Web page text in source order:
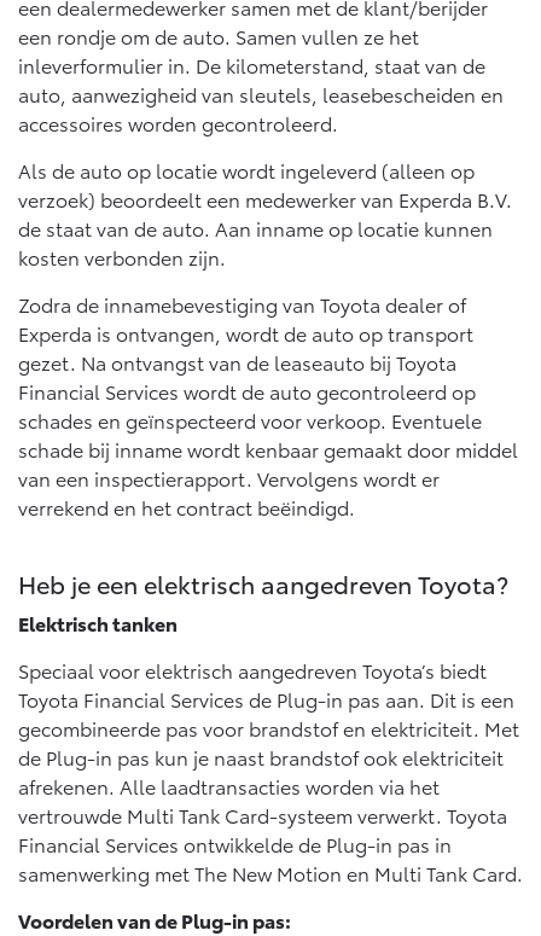
Vanaf € 46.301,- Vanaf € 56.570,-
Land Cruiser (excl. BTW)
een dealermedewerker samen met de klant/berijder
een rondje om de auto. Samen vullen ze het
inleverformulier in. De kilometerstand, staat van de
auto, aanwezigheid van sleutels, leasebescheiden en
accessoires worden gecontroleerd.
Als de auto op locatie wordt ingeleverd (alleen op
verzoek) beoordeelt een medewerker van Experda B.V.
de staat van de auto. Aan inname op locatie kunnen
kosten verbonden zijn.
Zodra de innamebevestiging van Toyota dealer of
Experda is ontvangen, wordt de auto op transport
gezet. Na ontvangst van de leaseauto bij Toyota
Financial Services wordt de auto gecontroleerd op
schades en geïnspecteerd voor verkoop. Eventuele
schade bij inname wordt kenbaar gemaakt door middel
van een inspectierapport. Vervolgens wordt er
verrekend en het contract beëindigd.
Heb je een elektrisch aangedreven Toyota?
Elektrisch tanken
Speciaal voor elektrisch aangedreven Toyota’s biedt
Toyota Financial Services de Plug-in pas aan. Dit is een
gecombineerde pas voor brandstof en elektriciteit. Met
de Plug-in pas kun je naast brandstof ook elektriciteit
afrekenen. Alle laadtransacties worden via het
vertrouwde Multi Tank Card-systeem verwerkt. Toyota
Financial Services ontwikkelde de Plug-in pas in
samenwerking met The New Motion en Multi Tank Card.
Voordelen van de Plug-in pas: